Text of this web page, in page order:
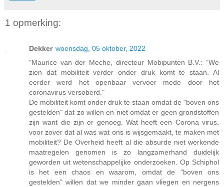
1 opmerking:
Dekker woensdag, 05 oktober, 2022
"Maurice van der Meche, directeur Mobipunten B.V.: “We
zien dat mobiliteit verder onder druk komt te staan. Al
eerder werd het openbaar vervoer mede door het
coronavirus versoberd."
De mobiliteit komt onder druk te staan omdat de "boven ons
gestelden" dat zo willen en niet omdat er geen grondstoffen
zijn want die zijn er genoeg. Wat heeft een Corona virus,
voor zover dat al was wat ons is wijsgemaakt, te maken met
mobiliteit? De Overheid heeft al die absurde niet werkende
maatregelen genomen is zo langzamerhand duidelijk
geworden uit wetenschappelijke onderzoeken. Op Schiphol
is het een chaos en waarom, omdat de "boven ons
gestelden" willen dat we minder gaan vliegen en nergens